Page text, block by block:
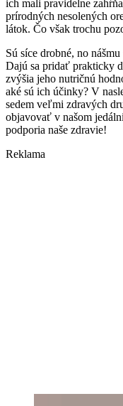
ich mali pravidelne
prírodných nesolených
látok. Čo však trochu
Sú síce drobné, no
Dajú sa pridať prakticky
zvýšia jeho nutričnú
aké sú ich účinky? V
sedem veľmi zdravých
objavovať v našom
podporia naše zdravie!
Reklama